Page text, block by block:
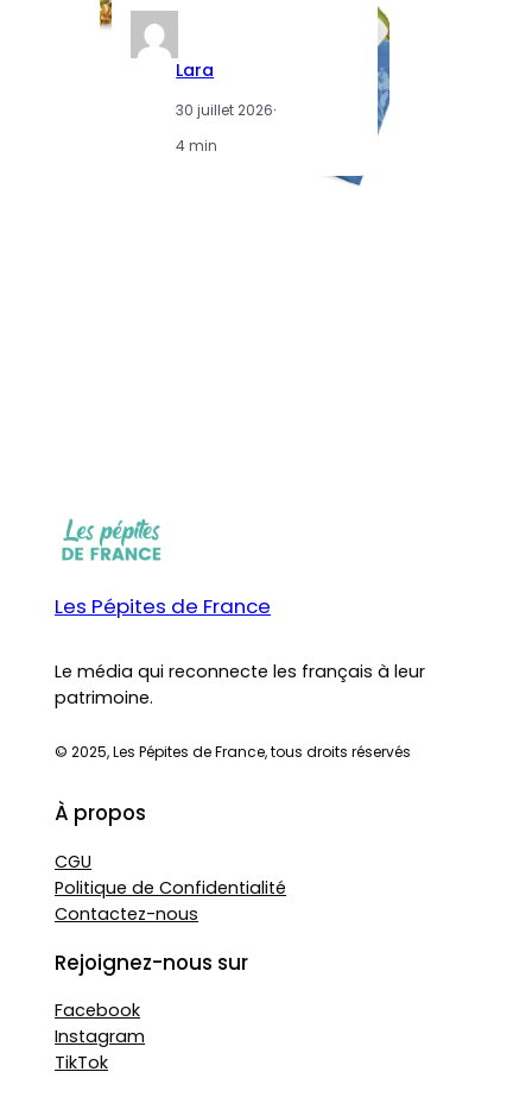
Lara
30 juillet 2026·
4 min
Les Pépites de France
Le média qui reconnecte les français à leur
patrimoine.
© 2025, Les Pépites de France, tous droits réservés
À propos
CGU
Politique de Confidentialité
Contactez-nous
Rejoignez-nous sur
Facebook
Instagram
TikTok